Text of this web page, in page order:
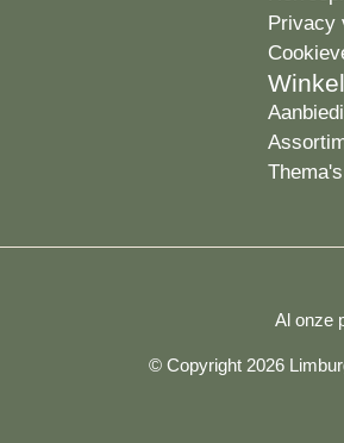
Privacy
Winkel
Thema's
Al onze
© Copyright 2026